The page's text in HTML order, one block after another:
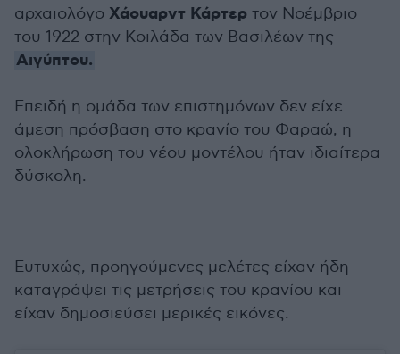
αρχαιολόγο Χάουαρντ Κάρτερ τον Νοέμβριο
του 1922 στην Κοιλάδα των Βασιλέων της
Αιγύπτου.
Επειδή η ομάδα των επιστημόνων δεν είχε
άμεση πρόσβαση στο κρανίο του Φαραώ, η
ολοκλήρωση του νέου μοντέλου ήταν ιδιαίτερα
δύσκολη.
Ευτυχώς, προηγούμενες μελέτες είχαν ήδη
καταγράψει τις μετρήσεις του κρανίου και
είχαν δημοσιεύσει μερικές εικόνες.